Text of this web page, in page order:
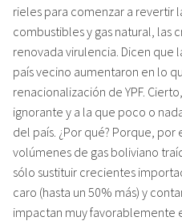
rieles para comenzar a revertir
combustibles y gas natural, las
renovada virulencia. Dicen que
país vecino aumentaron en lo
renacionalización de YPF.
ignorante y a la que poco o
del país. ¿Por qué? Porque,
volúmenes de gas boliviano
sólo sustituir crecientes
caro (hasta un 50% más) y
impactan muy favorablemente